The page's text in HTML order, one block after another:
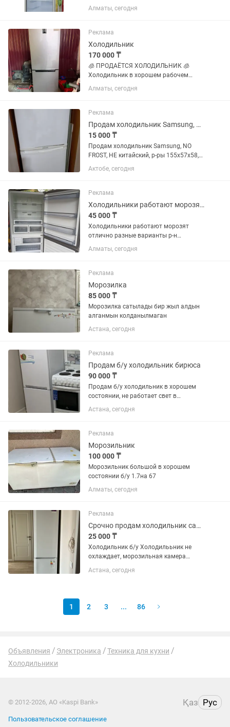
компрессором Embraco, который
считается надежным! Использовался
Алматы, сегодня
Реклама
Холодильник
170 000 ₸
🧊 ПРОДАЁТСЯ ХОЛОДИЛЬНИК 🧊
Холодильник в хорошем рабочем
состоянии 🤍 Красивый серебристый
цвет, отлично впишётся в
исправно ✅ Хорошо морозит ✅ Все
функции работают как...
Алматы, сегодня
Реклама
Продам холодильник Samsung, NO FROST, требуется ремонт
15 000 ₸
Продам холодильник Samsung, NO
FROST, НЕ китайский, р-ры 155х57х58,
морозилка исправна, холодильник
работает нестабильно, требуется
Актобе, сегодня
Реклама
Холодильники работают морозят отлично р-н калкаман
45 000 ₸
Холодильники работают морозят
отлично разные варианты р-н
калкаман от 45тыс и выше
Алматы, сегодня
Реклама
Морозилка
85 000 ₸
Морозилка сатылады бир жыл алдын
алганмын колданылмаган
Астана, сегодня
Реклама
Продам б/у холодильник бирюса
90 000 ₸
Продам б/у холодильник в хорошем
состоянии, не работает свет в
холодильнике и одна дверка
морозильника отсутствует
Астана, сегодня
Реклама
Морозильник
100 000 ₸
Морозильник большой в хорошем
состоянии б/у 1.7на 67
Алматы, сегодня
Реклама
Срочно продам холодильник самовывозом
25 000 ₸
Холодильник б/у Холодилььник не
охлаждает, морозильная камера
Астана, сегодня
1 2 3 ... 86
Объявления Электроника
Техника для кухни
Холодильники
© 2012-2026, АО «Kaspi Bank» Қаз Рус
Пользовательское соглашение